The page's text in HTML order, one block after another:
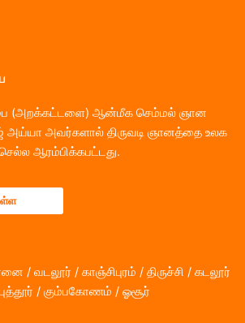
(அறக்கட்டளை) ஆன்மீக செம்மல் ஞான
அய்யா அவர்களால் திருவடி ஞானத்தை உலக
ஆரம்பிக்கபட்டது.
/ வடலூர் / காஞ்சிபுரம் / திருச்சி / கடலூர்
/ கும்பகோணம் / ஓசூர்